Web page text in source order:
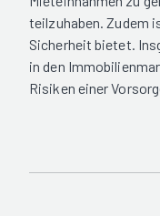
teilzuhaben. Zudem
Sicherheit bietet.
in den
Risiken einer